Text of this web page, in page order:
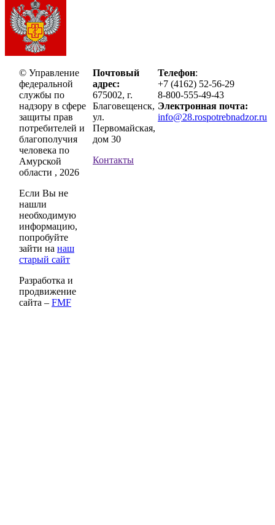
© Управление
федеральной
службы по
надзору в сфере
защиты прав
потребителей и
благополучия
человека по
Амурской
области , 2026
Если Вы не
нашли
необходимую
информацию,
попробуйте
зайти на наш
старый сайт
Разработка и
продвижение
сайта – FMF
Почтовый
адрес:
675002, г.
Благовещенск,
ул.
Первомайская,
дом 30
Контакты
Телефон:
+7 (4162) 52-56-29
8-800-555-49-43
Электронная почта:
info@28.rospotrebnadzor.ru